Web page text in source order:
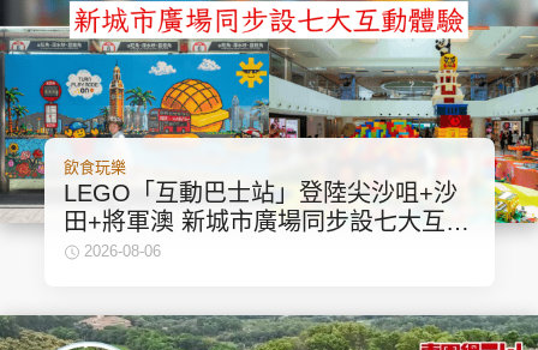
PCM 電腦廣場 星島頭條 星島日報
頭條日報 星島環球 The Standard
飲食玩樂
LEGO「互動巴士站」登陸尖沙咀+沙
田+將軍澳 新城市廣場同步設七大互動
體驗
2026-08-06